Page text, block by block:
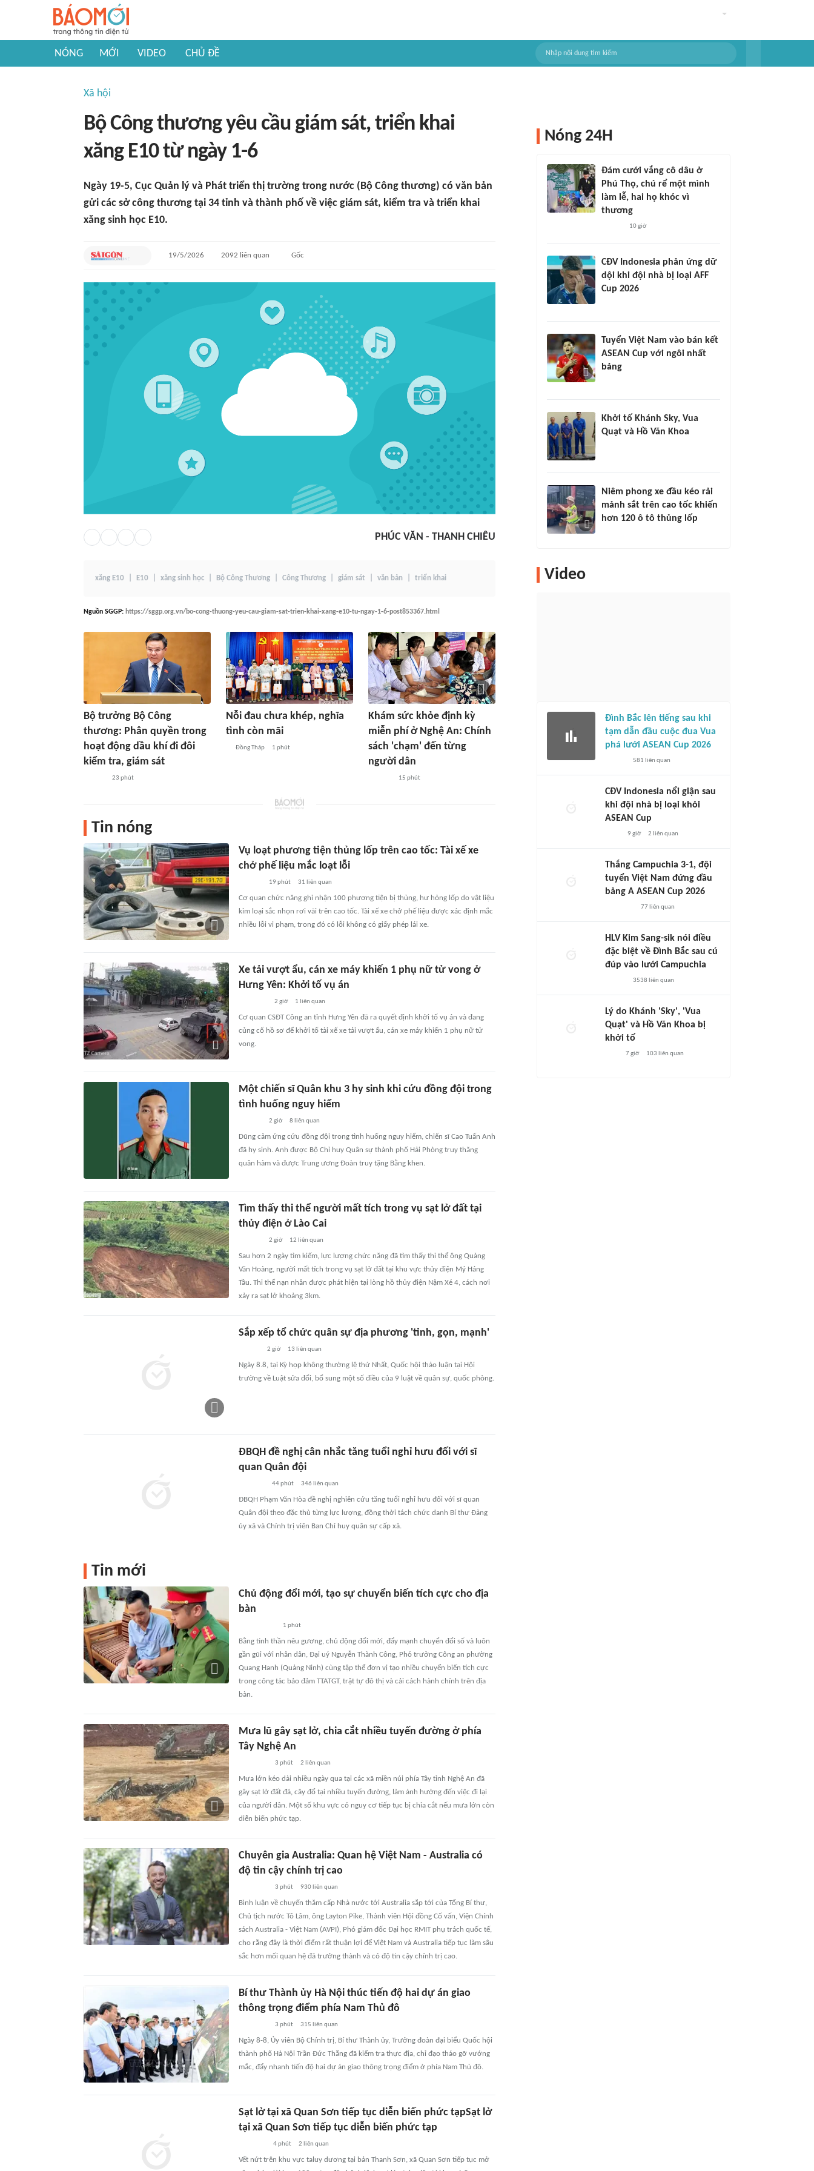
NÓNG MỚI VIDEO CHỦ ĐỀ
Xã hội
Bộ Công thương yêu cầu giám sát, triển khai
xăng E10 từ ngày 1-6
Ngày 19-5, Cục Quản lý và Phát triển thị trường trong nước (Bộ Công thương) có văn bản
gửi các sở công thương tại 34 tỉnh và thành phố về việc giám sát, kiểm tra và triển khai
xăng sinh học E10.
19/5/2026 2092 liên quan Gốc
PHÚC VĂN - THANH CHIÊU
xăng E10 E10 xăng sinh học Bộ Công Thương Công Thương giám sát văn bản triển khai
Nguồn SGGP: https://sggp.org.vn/bo-cong-thuong-yeu-cau-giam-sat-trien-khai-xang-e10-tu-ngay-1-6-post853367.html
Bộ trưởng Bộ Công
thương: Phân quyền trong
hoạt động dầu khí đi đôi
kiểm tra, giám sát
23 phút
Nỗi đau chưa khép, nghĩa
tình còn mãi
Đồng Tháp 1 phút
Khám sức khỏe định kỳ
miễn phí ở Nghệ An: Chính
sách 'chạm' đến từng
người dân
15 phút
Tin nóng
Vụ loạt phương tiện thủng lốp trên cao tốc: Tài xế xe
chở phế liệu mắc loạt lỗi
19 phút 31 liên quan
Cơ quan chức năng ghi nhận 100 phương tiện bị thủng, hư hỏng lốp do vật liệu
kim loại sắc nhọn rơi vãi trên cao tốc. Tài xế xe chở phế liệu được xác định mắc
nhiều lỗi vi phạm, trong đó có lỗi không có giấy phép lái xe.
Xe tải vượt ẩu, cán xe máy khiến 1 phụ nữ tử vong ở
Hưng Yên: Khởi tố vụ án
2 giờ 1 liên quan
Cơ quan CSĐT Công an tỉnh Hưng Yên đã ra quyết định khởi tố vụ án và đang
củng cố hồ sơ để khởi tố tài xế xe tải vượt ẩu, cán xe máy khiến 1 phụ nữ tử
vong.
Một chiến sĩ Quân khu 3 hy sinh khi cứu đồng đội trong
tình huống nguy hiểm
2 giờ 8 liên quan
Dũng cảm ứng cứu đồng đội trong tình huống nguy hiểm, chiến sĩ Cao Tuấn Anh
đã hy sinh. Anh được Bộ Chỉ huy Quân sự thành phố Hải Phòng truy thăng
quân hàm và được Trung ương Đoàn truy tặng Bằng khen.
Tìm thấy thi thể người mất tích trong vụ sạt lở đất tại
thủy điện ở Lào Cai
2 giờ 12 liên quan
Sau hơn 2 ngày tìm kiếm, lực lượng chức năng đã tìm thấy thi thể ông Quàng
Văn Hoàng, người mất tích trong vụ sạt lở đất tại khu vực thủy điện Mý Háng
Tầu. Thi thể nạn nhân được phát hiện tại lòng hồ thủy điện Nậm Xé 4, cách nơi
xảy ra sạt lở khoảng 3km.
Sắp xếp tổ chức quân sự địa phương 'tinh, gọn, mạnh'
2 giờ 13 liên quan
Ngày 8.8, tại Kỳ họp không thường lệ thứ Nhất, Quốc hội thảo luận tại Hội
trường về Luật sửa đổi, bổ sung một số điều của 9 luật về quân sự, quốc phòng.
ĐBQH đề nghị cân nhắc tăng tuổi nghỉ hưu đối với sĩ
quan Quân đội
44 phút 346 liên quan
ĐBQH Phạm Văn Hòa đề nghị nghiên cứu tăng tuổi nghỉ hưu đối với sĩ quan
Quân đội theo đặc thù từng lực lượng, đồng thời tách chức danh Bí thư Đảng
ủy xã và Chính trị viên Ban Chỉ huy quân sự cấp xã.
Tin mới
Chủ động đổi mới, tạo sự chuyển biến tích cực cho địa
bàn
1 phút
Bằng tinh thần nêu gương, chủ động đổi mới, đẩy mạnh chuyển đổi số và luôn
gần gũi với nhân dân, Đại uý Nguyễn Thành Công, Phó trưởng Công an phường
Quang Hanh (Quảng Ninh) cùng tập thể đơn vị tạo nhiều chuyển biến tích cực
trong công tác bảo đảm TTATGT, trật tự đô thị và cải cách hành chính trên địa
bàn.
Mưa lũ gây sạt lở, chia cắt nhiều tuyến đường ở phía
Tây Nghệ An
3 phút 2 liên quan
Mưa lớn kéo dài nhiều ngày qua tại các xã miền núi phía Tây tỉnh Nghệ An đã
gây sạt lở đất đá, cây đổ tại nhiều tuyến đường, làm ảnh hưởng đến việc đi lại
của người dân. Một số khu vực có nguy cơ tiếp tục bị chia cắt nếu mưa lớn còn
diễn biến phức tạp.
Chuyên gia Australia: Quan hệ Việt Nam - Australia có
độ tin cậy chính trị cao
3 phút 930 liên quan
Bình luận về chuyến thăm cấp Nhà nước tới Australia sắp tới của Tổng Bí thư,
Chủ tịch nước Tô Lâm, ông Layton Pike, Thành viên Hội đồng Cố vấn, Viện Chính
sách Australia - Việt Nam (AVPI), Phó giám đốc Đại học RMIT phụ trách quốc tế,
cho rằng đây là thời điểm rất thuận lợi để Việt Nam và Australia tiếp tục làm sâu
sắc hơn mối quan hệ đã trưởng thành và có độ tin cậy chính trị cao.
Bí thư Thành ủy Hà Nội thúc tiến độ hai dự án giao
thông trọng điểm phía Nam Thủ đô
3 phút 315 liên quan
Ngày 8-8, Ủy viên Bộ Chính trị, Bí thư Thành ủy, Trưởng đoàn đại biểu Quốc hội
thành phố Hà Nội Trần Đức Thắng đã kiểm tra thực địa, chỉ đạo tháo gỡ vướng
mắc, đẩy nhanh tiến độ hai dự án giao thông trọng điểm ở phía Nam Thủ đô.
Sạt lở tại xã Quan Sơn tiếp tục diễn biến phức tạpSạt lở
tại xã Quan Sơn tiếp tục diễn biến phức tạp
4 phút 2 liên quan
Vết nứt trên khu vực taluy dương tại bản Thanh Sơn, xã Quan Sơn tiếp tục mở
Nóng 24H
Đám cưới vắng cô dâu ở
Phú Thọ, chú rể một mình
làm lễ, hai họ khóc vì
thương
10 giờ
CĐV Indonesia phản ứng dữ
dội khi đội nhà bị loại AFF
Cup 2026
Tuyển Việt Nam vào bán kết
ASEAN Cup với ngôi nhất
bảng
Khởi tố Khánh Sky, Vua
Quạt và Hồ Văn Khoa
Niêm phong xe đầu kéo rải
mảnh sắt trên cao tốc khiến
hơn 120 ô tô thủng lốp
Video
Đình Bắc lên tiếng sau khi
tạm dẫn đầu cuộc đua Vua
phá lưới ASEAN Cup 2026
581 liên quan
CĐV Indonesia nổi giận sau
khi đội nhà bị loại khỏi
ASEAN Cup
9 giờ 2 liên quan
Thắng Campuchia 3-1, đội
tuyển Việt Nam đứng đầu
bảng A ASEAN Cup 2026
77liên quan
HLV Kim Sang-sik nói điều
đặc biệt về Đình Bắc sau cú
đúp vào lưới Campuchia
3538 liên quan
Lý do Khánh 'Sky', 'Vua
Quạt' và Hồ Văn Khoa bị
khởi tố
7 giờ 103 liên quan